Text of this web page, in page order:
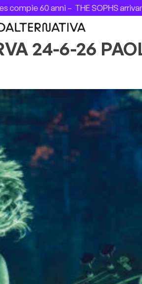
60 anni –THE SOPHS arrivano
24-6-26